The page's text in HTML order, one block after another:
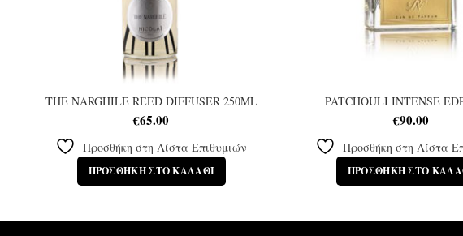
THE NARGHILE REED DIFFUSER 250ML
€65.00
Προσθήκη στη Λίστα Επιθυμιών
ΠΡΟΣΘΉΚΗ ΣΤΟ ΚΑΛΆΘΙ
PATCHOULI INTENSE
€90.00
Προσθήκη στη Λίστα
ΠΡΟΣΘΉΚΗ ΣΤΟ